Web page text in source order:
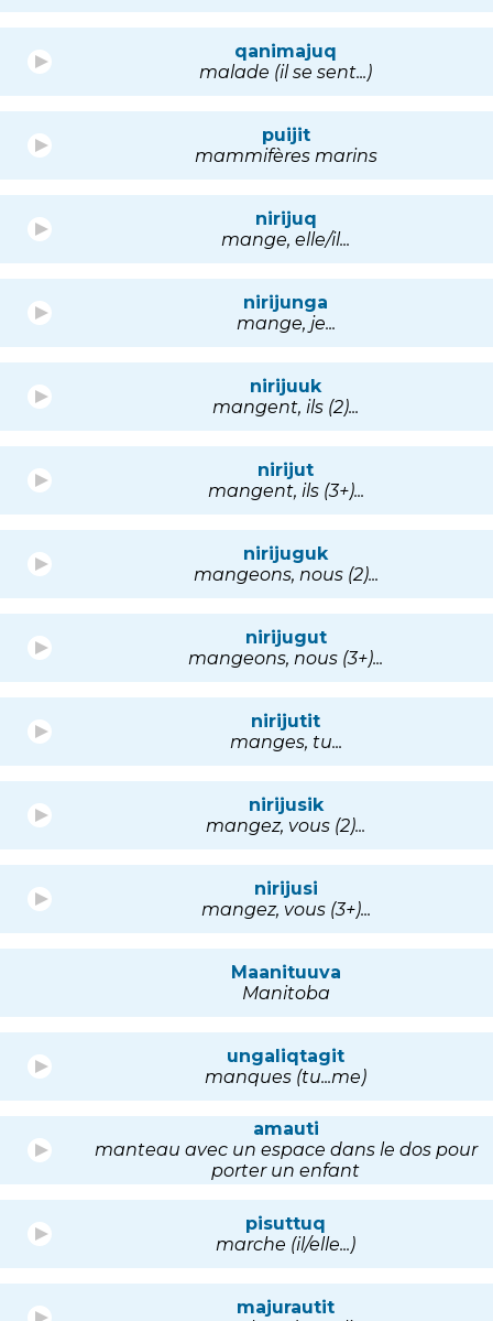
qanimajuq
malade (il se sent...)
puijit
mammifères marins
nirijuq
mange, elle/il...
nirijunga
mange, je...
nirijuuk
mangent, ils (2)...
nirijut
mangent, ils (3+)...
nirijuguk
mangeons, nous (2)...
nirijugut
mangeons, nous (3+)...
nirijutit
manges, tu...
nirijusik
mangez, vous (2)...
nirijusi
mangez, vous (3+)...
Maanituuva
Manitoba
ungaliqtagit
manques (tu...me)
amauti
manteau avec un espace dans le dos pour
porter un enfant
pisuttuq
marche (il/elle...)
majurautit